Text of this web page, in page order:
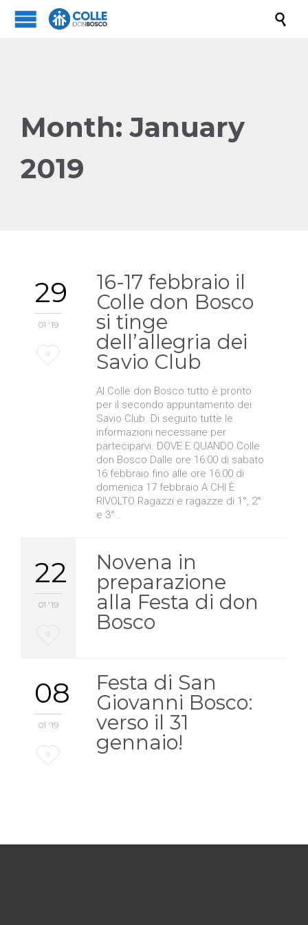

Month:January
2019
29
01 '19
Love
0
16-17 febbraio il
Colle don Bosco
si tinge
dell’allegria dei
Savio Club
Al Colle don Bosco tutto è pronto
per il secondo appuntamento dei
Savio Club. Di seguito tutte le
informazioni necessarie per
parteciparvi. DOVE E QUANDO Colle
don Bosco Dalle ore 16:00 di sabato
16 febbraio fino alle ore 16:00 di
domenica 17 febbraio A CHI È
RIVOLTO Ragazzi e ragazze di 1°, 2°
e 3°…
22
01 '19
Love
0
Novena in
preparazione
alla Festa di don
Bosco
08
01 '19
Love
0
Festa di San
Giovanni Bosco:
verso il 31
gennaio!